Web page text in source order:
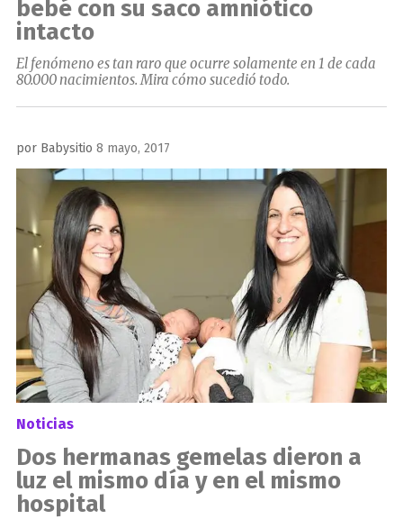
bebé con su saco amniótico
intacto
El fenómeno es tan raro que ocurre solamente en 1 de cada
80.000 nacimientos. Mira cómo sucedió todo.
por Babysitio Publicado
el
8 mayo, 2017
Noticias
Dos hermanas gemelas dieron a
luz el mismo día y en el mismo
hospital